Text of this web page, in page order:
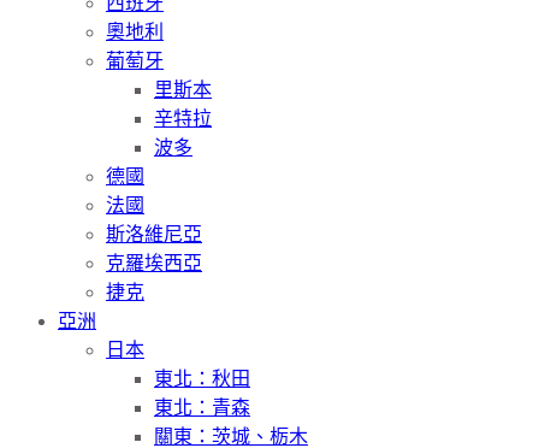
奧地利
葡萄牙
里斯本
辛特拉
波多
德國
法國
斯洛維尼亞
克羅埃西亞
捷克
亞洲
日本
東北：秋田
東北：青森
關東：茨城、栃木